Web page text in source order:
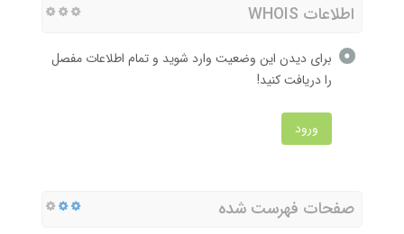
اطلاعات WHOIS
برای دیدن این وضعیت وارد شوید و تمام اطلاعات مفصل
را دریافت کنید!
ورود
صفحات فهرست شده